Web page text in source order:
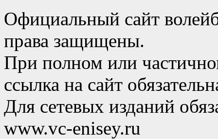
Официальный сайт
права защищены.
При полном или
ссылка на сайт
Для сетевых изданий
www.vc-enisey.ru